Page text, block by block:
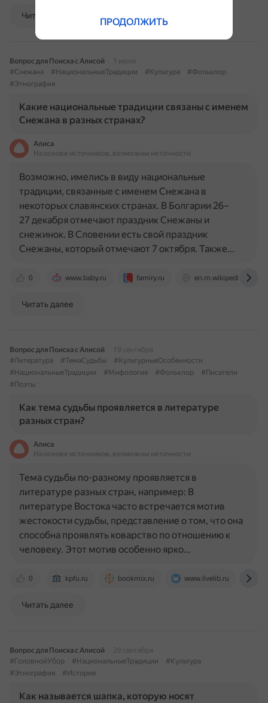
Читать далее
Вопрос для Поиска с Алисой
1 июля
#Снежана
#НациональныеТрадиции #Культура
#Фольклор
#Этнография
Какие национальные традиции связаны с именем
Снежана в разных странах?
Алиса
На основе источников, возможны неточности
0 www.baby.ru famiry.ru en.m.wikipedia.org
Возможно, имелись в виду национальные
традиции, связанные с именем Снежана в
некоторых славянских странах. В Болгарии 26–
27 декабря отмечают праздник Снежаны и
снежинок. В Словении есть свой праздник
Снежаны, который отмечают 7 октября. Также…
Читать далее
Вопрос для Поиска с Алисой
19 сентября
#Литература
#ТемаСудьбы
#КультурныеОсобенности
#НациональныеТрадиции
#Мифология #Фольклор
#Писатели
#Поэты
Как тема судьбы проявляется в литературе
разных стран?
Алиса
На основе источников, возможны неточности
0 kpfu.ru bookmix.ru www.livelib.ru
Тема судьбы по-разному проявляется в
литературе разных стран, например: В
литературе Востока часто встречается мотив
жестокости судьбы, представление о том, что она
способна проявлять коварство по отношению к
человеку. Этот мотив особенно ярко…
Читать далее
Вопрос для Поиска с Алисой
28 сентября
#ГоловнойУбор
#НациональныеТрадиции
#Культура
#Этнография
#История
Как называется шапка, которую носят
ПРОДОЛЖИТЬ